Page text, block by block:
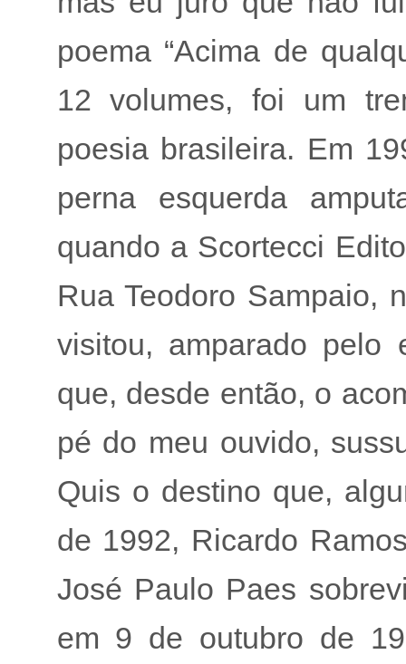
poema “Acima de
12 volumes, foi um
poesia brasileira. Em
perna esquerda
quando a Scortecci
Rua Teodoro Sampaio,
visitou, amparado pelo
que, desde então, o
pé do meu ouvido,
Quis o destino que,
de 1992, Ricardo
José Paulo Paes
em 9 de outubro de